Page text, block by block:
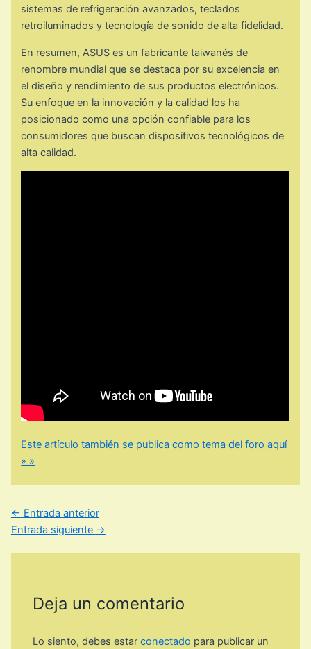
sistemas de refrigeración avanzados, teclados
retroiluminados y tecnología de sonido de alta fidelidad.
En resumen, ASUS es un fabricante taiwanés de
renombre mundial que se destaca por su excelencia en
el diseño y rendimiento de sus productos electrónicos.
Su enfoque en la innovación y la calidad los ha
posicionado como una opción confiable para los
consumidores que buscan dispositivos tecnológicos de
alta calidad.
Este artículo también se publica como tema del foro aquí
» »
← Entrada anterior
Entrada siguiente →
Deja un comentario
Lo siento, debes estarconectado para publicar un